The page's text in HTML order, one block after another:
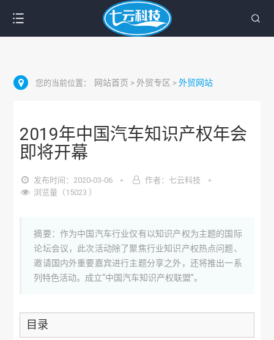
您的当前位置： 网站首页 > 外贸专区 >外贸网站
2019年中国汽车知识产权年会
即将开幕
发布时间：2020-03-06
作者：七云科技
浏览量（15023 ）
摘要：作为中国汽车行业仅有以知识产权为主题的国际
论坛会议，此次活动除了聚焦行业知识产权热点问题、
邀请国内外重要嘉宾进行主题分享之外，还将推出一系
列特色活动。成立“中国汽车知识产权联盟”。
目录